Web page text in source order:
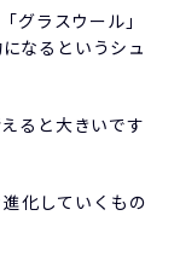
グラスウール」
なるというシュ
ると大きいです
化していくもの